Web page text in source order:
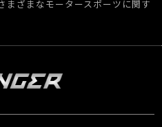
まざまなモータースポーツに関す